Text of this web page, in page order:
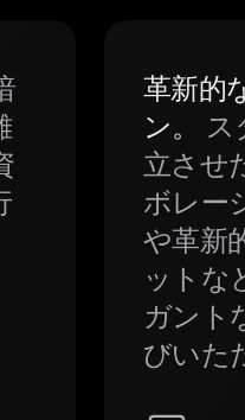
革新的
ン。
ス
立させ
ボレー
や革新
ットな
ガント
びいた